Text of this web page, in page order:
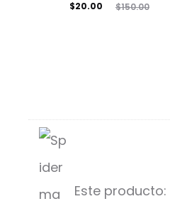
$150.00
El
$20.00
Este producto: